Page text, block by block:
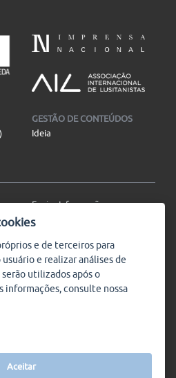
GESTÃO DE CONTEÚDOS
Ideia
Enviar Informação
Aviso Legal
Mapa do site
SIGA-NOS
e de terceiros para
e realizar análises de
utilizados após o
informações, consulte nossa
Aceitar